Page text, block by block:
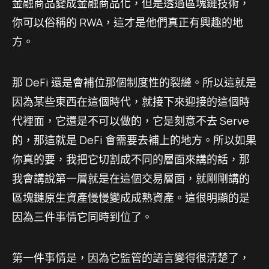
金融商品變成金融商品化，但是透過區塊鏈技術，
你可以俗稱的 RWA，這才是他們真正有興趣的地
方。
那 DeFi 還是會補位那個制度性的裂縫。所以這就是
因為某些東西在這個時代，就接下來迎接的這個時
代裡面，它還是不可以做的，它是刻意不去 Serve
的，那這就是 DeFi 會需要去補上的地方。所以如果
你真的要，我把它切割成不同的層面來講的話，那
我會講說第一層就是在這個交易層面，就剛剛講的
區塊鏈原生資產慢慢變成成熟資產。這很明顯的是
因為三件事情它同時到位了。
第一件事情是，因為它監管的語言變得很清楚了，